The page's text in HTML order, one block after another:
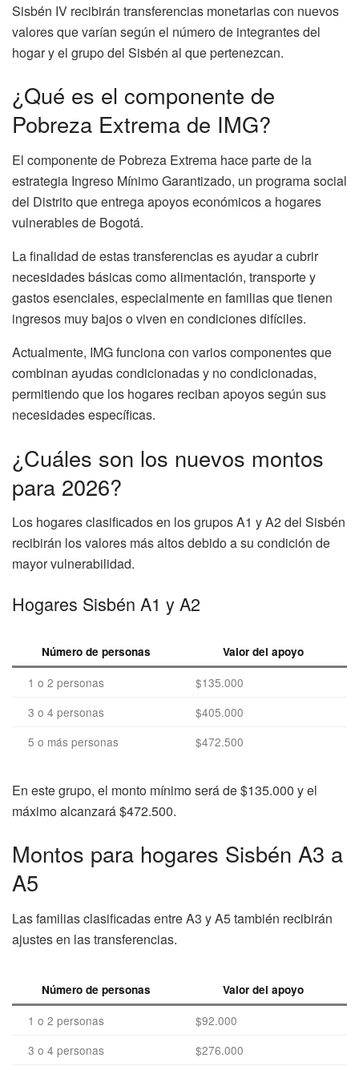
Sisbén IV recibirán transferencias monetarias con nuevos
valores que varían según el número de integrantes del
hogar y el grupo del Sisbén al que pertenezcan.
¿Qué es el componente de
Pobreza Extrema de IMG?
El componente de Pobreza Extrema hace parte de la
estrategia Ingreso Mínimo Garantizado, un programa social
del Distrito que entrega apoyos económicos a hogares
vulnerables de Bogotá.
La finalidad de estas transferencias es ayudar a cubrir
necesidades básicas como alimentación, transporte y
gastos esenciales, especialmente en familias que tienen
ingresos muy bajos o viven en condiciones difíciles.
Actualmente, IMG funciona con varios componentes que
combinan ayudas condicionadas y no condicionadas,
permitiendo que los hogares reciban apoyos según sus
necesidades específicas.
¿Cuáles son los nuevos montos
para 2026?
Los hogares clasificados en los grupos A1 y A2 del Sisbén
recibirán los valores más altos debido a su condición de
mayor vulnerabilidad.
Hogares Sisbén A1 y A2
Número de personas Valor del apoyo
1 o 2 personas
$135.000
3 o 4 personas
$405.000
5 o más personas
$472.500
En este grupo, el monto mínimo será de $135.000 y el
máximo alcanzará $472.500.
Montos para hogares Sisbén A3 a
A5
Las familias clasificadas entre A3 y A5 también recibirán
ajustes en las transferencias.
Número de personas Valor del apoyo
1 o 2 personas
$92.000
3 o 4 personas
$276.000